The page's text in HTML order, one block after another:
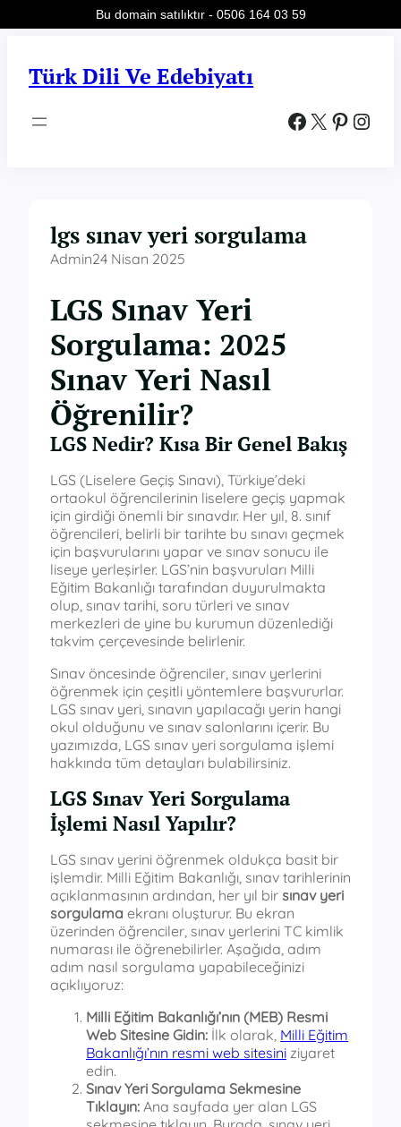
Türk Dili Ve Edebiyatı
Facebook X Pinterest Instagram
lgs sınav yeri sorgulama
Admin24 Nisan 2025
LGS Sınav Yeri
Sorgulama: 2025
Sınav Yeri Nasıl
Öğrenilir?
LGS Nedir? Kısa Bir Genel Bakış
LGS (Liselere Geçiş Sınavı), Türkiye’deki
ortaokul öğrencilerinin liselere geçiş yapmak
için girdiği önemli bir sınavdır. Her yıl, 8. sınıf
öğrencileri, belirli bir tarihte bu sınavı geçmek
için başvurularını yapar ve sınav sonucu ile
liseye yerleşirler. LGS’nin başvuruları Milli
Eğitim Bakanlığı tarafından duyurulmakta
olup, sınav tarihi, soru türleri ve sınav
merkezleri de yine bu kurumun düzenlediği
takvim çerçevesinde belirlenir.
Sınav öncesinde öğrenciler, sınav yerlerini
öğrenmek için çeşitli yöntemlere başvururlar.
LGS sınav yeri, sınavın yapılacağı yerin hangi
okul olduğunu ve sınav salonlarını içerir. Bu
yazımızda, LGS sınav yeri sorgulama işlemi
hakkında tüm detayları bulabilirsiniz.
LGS Sınav Yeri Sorgulama
İşlemi Nasıl Yapılır?
LGS sınav yerini öğrenmek oldukça basit bir
işlemdir. Milli Eğitim Bakanlığı, sınav tarihlerinin
açıklanmasının ardından, her yıl bir sınav yeri
sorgulama ekranı oluşturur. Bu ekran
üzerinden öğrenciler, sınav yerlerini TC kimlik
numarası ile öğrenebilirler. Aşağıda, adım
adım nasıl sorgulama yapabileceğinizi
açıklıyoruz:
Milli Eğitim Bakanlığı’nın (MEB) Resmi
Web Sitesine Gidin: İlk olarak, Milli Eğitim
Bakanlığı’nın resmi web sitesini ziyaret
edin.
Sınav Yeri Sorgulama Sekmesine
Tıklayın: Ana sayfada yer alan LGS
Bu domain satılıktır - 0506 164 03 59